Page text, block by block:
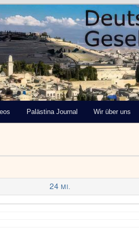
Palästina Journal Wir über uns
24 MI.